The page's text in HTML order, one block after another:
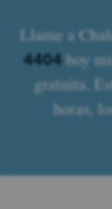
Llame a
4404 hoy
gratuita.
horas,